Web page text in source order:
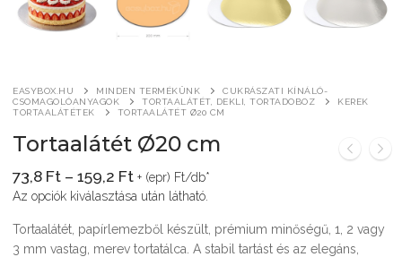
Tortadobozok
Makaron csomagolás
Átlátszó hengeres dobozok
Fagylalt, kürtős és waffletölcsérek
Tölcsérek
Wrap, tortilla, gyros csomagolás
Gipszöntő formák
Névre szóló céges ajándék
TELJES TERMÉKLISTA
SOHA – könyv a
gyermekbántalmazásról
EASYBOX.HU MINDEN TERMÉKÜNK
CUKRÁSZATI KÍNÁLÓ-
CSOMAGOLÓANYAGOK
TORTAALÁTÉT, DEKLI, TORTADOBOZ
KEREK
TORTAALÁTÉTEK
TORTAALÁTÉT Ø20 CM
Tortaalátét Ø20 cm
73,8 Ft – 159,2 Ft Ártartomány:
73,8 Ft
-
159,2 Ft
+ (epr) Ft/db*
Az opciók kiválasztása után látható.
Tortaalátét, papírlemezből készült, prémium minőségű, 1, 2 vagy
3 mm vastag, merev tortatálca. A stabil tartást és az elegáns,